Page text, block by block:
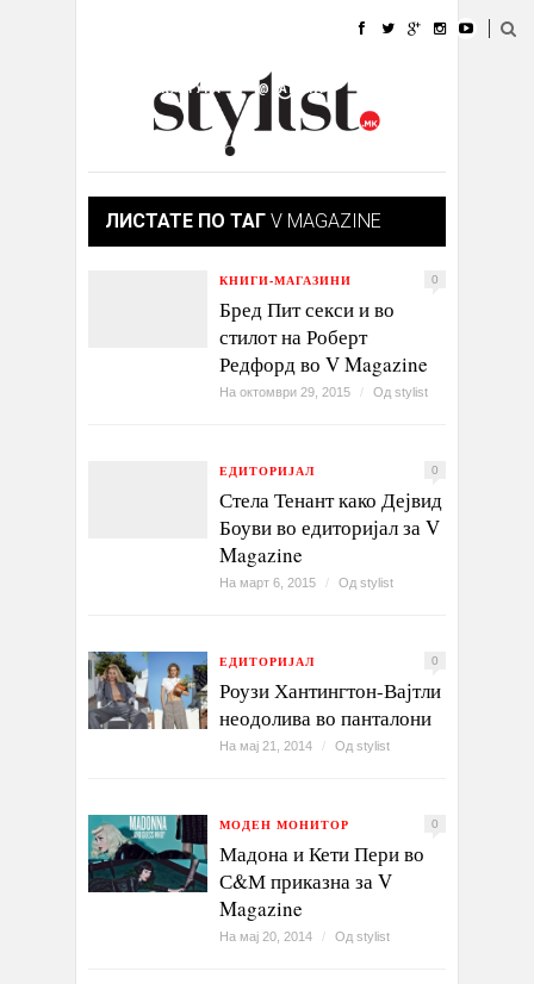
УБАВИНА
КУЛТУРА @РАБОТА
ИЗЛОГ
ЛИСТАТЕ ПО ТАГ V MAGAZINE
КНИГИ-МАГАЗИНИ 0
Бред Пит секси и во
стилот на Роберт
Редфорд во V Magazine
На октомври 29, 2015 / Од stylist
ЕДИТОРИЈАЛ 0
Стела Тенант како Дејвид
Боуви во едиторијал за V
Magazine
На март 6, 2015 / Од stylist
ЕДИТОРИЈАЛ 0
Роузи Хантингтон-Вајтли
неодолива во панталони
На мај 21, 2014 / Од stylist
МОДЕН МОНИТОР 0
Мадона и Кети Пери во
С&М приказна за V
Magazine
На мај 20, 2014 / Од stylist